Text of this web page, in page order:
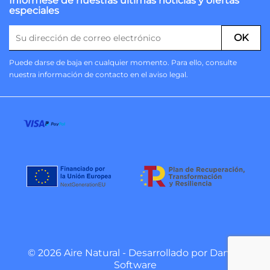
especiales
Puede darse de baja en cualquier momento. Para ello, consulte
nuestra información de contacto en el aviso legal.
© 2026 Aire Natural - Desarrollado por Danzai
Software